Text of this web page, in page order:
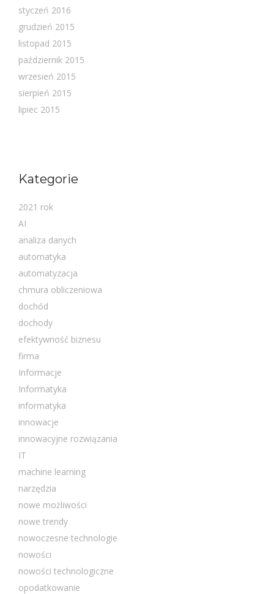
styczeń 2016
grudzień 2015
listopad 2015
październik 2015
wrzesień 2015
sierpień 2015
lipiec 2015
Kategorie
2021 rok
AI
analiza danych
automatyka
automatyzacja
chmura obliczeniowa
dochód
dochody
efektywność biznesu
firma
Informacje
Informatyka
informatyka
innowacje
innowacyjne rozwiązania
IT
machine learning
narzędzia
nowe możliwości
nowe trendy
nowoczesne technologie
nowości
nowości technologiczne
opodatkowanie